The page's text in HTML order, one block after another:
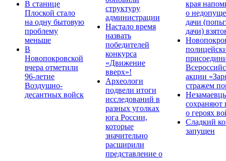
В станице
Плоской стало
на одну бытовую
проблему
меньше
В
Новопокровской
вчера отметили
96-летие
Воздушно-
десантных войск
структуру
администрации
Настало время
назвать
победителей
конкурса
«Движение
вверх»!
Археологи
подвели итоги
исследований в
разных уголках
юга России,
которые
значительно
расширили
представление о
края
о
дачи
дачи)
акции
стражем
сохраняют
о героях
Сладкий
запущен